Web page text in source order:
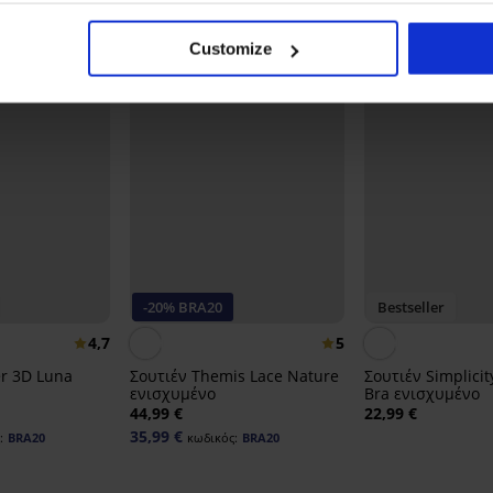
Customize
4,7
3D Luna
BRA20
-20% BRA20
5
Σουτιέν Themis Lace Nature
ενισχυμένο
44,99 €
35,99 € κωδικός: BRA20
Bestseller
Σουτιέν
Bra ενισχυμένο
22,99 €